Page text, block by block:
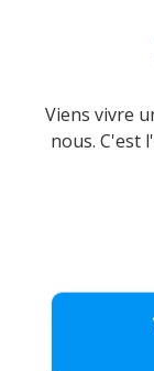
Viens vivre
nous. C'est